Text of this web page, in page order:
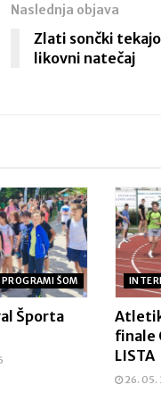
Naslednja objava
Zlati sončki
likovni natečaj
PROGRAMI ŠOM
Športa
finale
LISTA
26. 05.